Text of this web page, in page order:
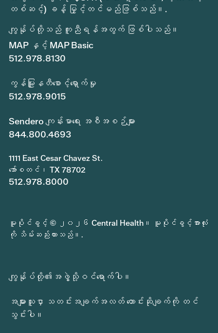
တစ်ဆင့်) ခန့် မြှင့်တင်မည်ဖြစ်သည်။.
ကျွန်ုပ်တို့သည် ကူညီရန်အတွက် ဖြစ်ပါသည်။
MAP နှင့် MAP Basic
512.978.8130
ကွန်မြူနတီစောင့်ရှောက်မှု
512.978.9015
Sendero ကျန်းမာရေး အစီအစဉ်များ
844.800.4693
1111 East Cesar Chavez St.
အော်စတင်၊ TX 78702
512.978.8000
မူပိုင်ခွင့် © ၂၀၂၆ Central Health။ မူပိုင်ခွင့်အားလုံး
ကို သိမ်းဆည်းထားသည်။.
ကျွန်ုပ်တို့၏အဖွဲ့သို့ဝင်ရောက်ပါ။
အများသူငှာ သတင်းအချက်အလတ် တောင်းဆိုချက်ကို တင်
သွင်းပါ။